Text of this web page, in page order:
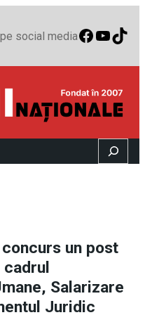
social media
Search
un post
Salarizare
Juridic